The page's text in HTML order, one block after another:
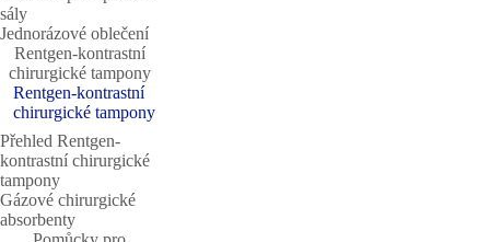
sály
Jednorázové oblečení
Rentgen-kontrastní
chirurgické tampony
Rentgen-kontrastní
chirurgické tampony
Přehled Rentgen-
kontrastní chirurgické
tampony
Gázové chirurgické
absorbenty